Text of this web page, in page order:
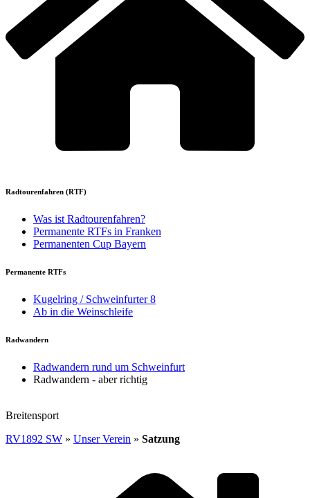
Radtourenfahren (RTF)
Was ist Radtourenfahren?
Permanente RTFs in Franken
Permanenten Cup Bayern
Permanente RTFs
Kugelring / Schweinfurter 8
Ab in die Weinschleife
Radwandern
Radwandern rund um Schweinfurt
Radwandern - aber richtig
Breitensport
RV1892 SW » Unser Verein » Satzung